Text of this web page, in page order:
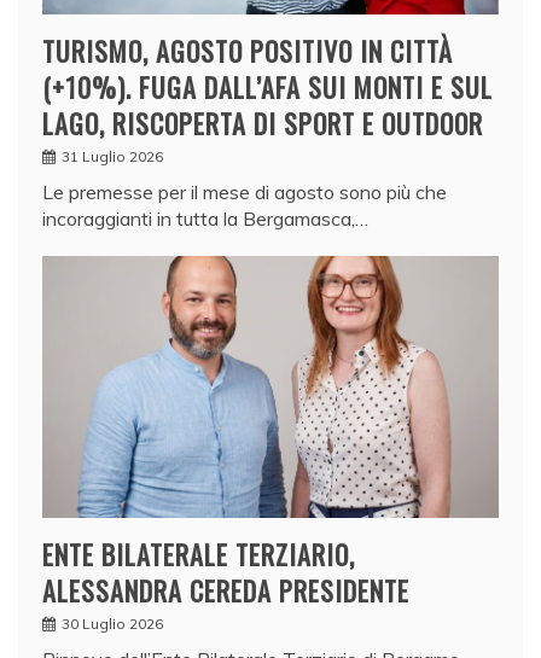
TURISMO, AGOSTO POSITIVO IN CITTÀ
(+10%). FUGA DALL’AFA SUI MONTI E SUL
LAGO, RISCOPERTA DI SPORT E OUTDOOR
31 Luglio 2026
Le premesse per il mese di agosto sono più che
incoraggianti in tutta la Bergamasca,…
ENTE BILATERALE TERZIARIO,
ALESSANDRA CEREDA PRESIDENTE
30 Luglio 2026